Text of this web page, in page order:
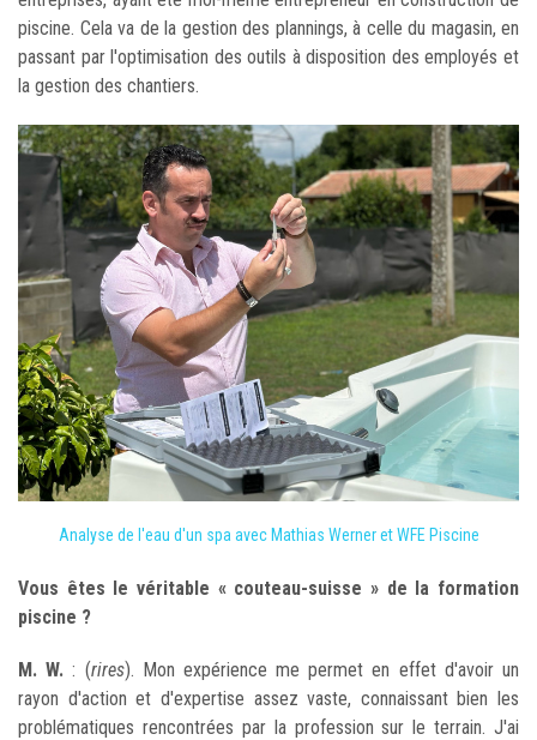
piscine. Cela va de la gestion des plannings, à celle du magasin, en
passant par l'optimisation des outils à disposition des employés et
la gestion des chantiers.
Analyse de l'eau d'un spa avec Mathias Werner et WFE Piscine
Vous êtes le véritable « couteau-suisse » de la formation
piscine ?
M. W. : (rires). Mon expérience me permet en effet d'avoir un
rayon d'action et d'expertise assez vaste, connaissant bien les
problématiques rencontrées par la profession sur le terrain. J'ai